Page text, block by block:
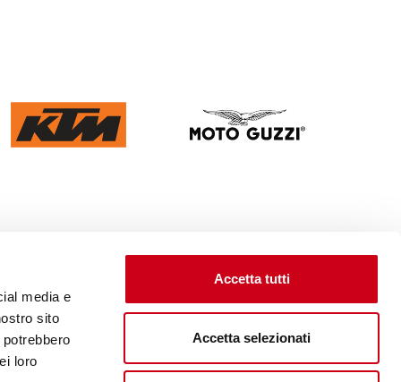
media e
sito
loro
Accetta tutti
Accetta selezionati